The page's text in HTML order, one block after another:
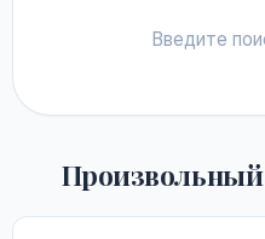
Введите